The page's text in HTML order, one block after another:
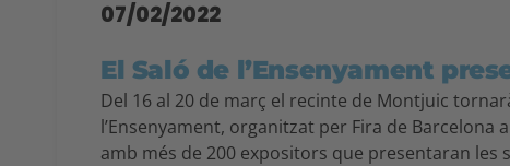
07/02/2022
El Saló de l’Ensenyament
Del 16 al 20 de març el recinte de Montjuic
l’Ensenyament, organitzat per Fira de Barcelona
amb més de 200 expositors que presentaran